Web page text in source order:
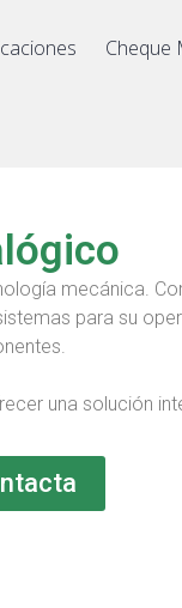
Cheque
mecánica.
para su
una solución